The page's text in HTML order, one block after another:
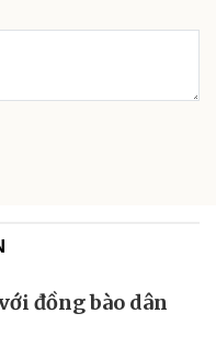
đồng bào dân